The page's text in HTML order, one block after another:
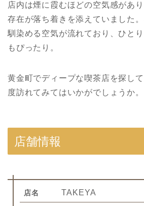
店内は煙に霞むほどの空気感があ
存在が落ち着きを添えていました
馴染める空気が流れており、ひと
もぴったり。
黄金町でディープな喫茶店を探し
度訪れてみてはいかがでしょうか。
店舗情報
店名 TAKEYA